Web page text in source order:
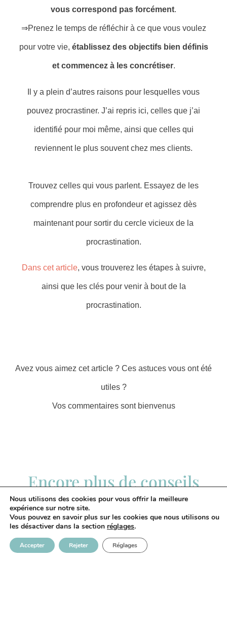
vous correspond pas forcément.
⇒Prenez le temps de réfléchir à ce que vous voulez
pour votre vie, établissez des objectifs bien définis
et commencez à les concrétiser.
Il y a plein d’autres raisons pour lesquelles vous
pouvez procrastiner. J’ai repris ici, celles que j’ai
identifié pour moi même, ainsi que celles qui
reviennent le plus souvent chez mes clients.
Trouvez celles qui vous parlent. Essayez de les
comprendre plus en profondeur et agissez dès
maintenant pour sortir du cercle vicieux de la
procrastination.
Dans cet article, vous trouverez les étapes à suivre,
ainsi que les clés pour venir à bout de la
procrastination.
Avez vous aimez cet article ? Ces astuces vous ont été
utiles ?
Vos commentaires sont bienvenus
Encore plus de conseils
bien-être
Nous utilisons des cookies pour vous offrir la meilleure
expérience sur notre site.
Vous pouvez en savoir plus sur les cookies que nous utilisons ou
les désactiver dans la section réglages.
Accepter Rejeter Réglages